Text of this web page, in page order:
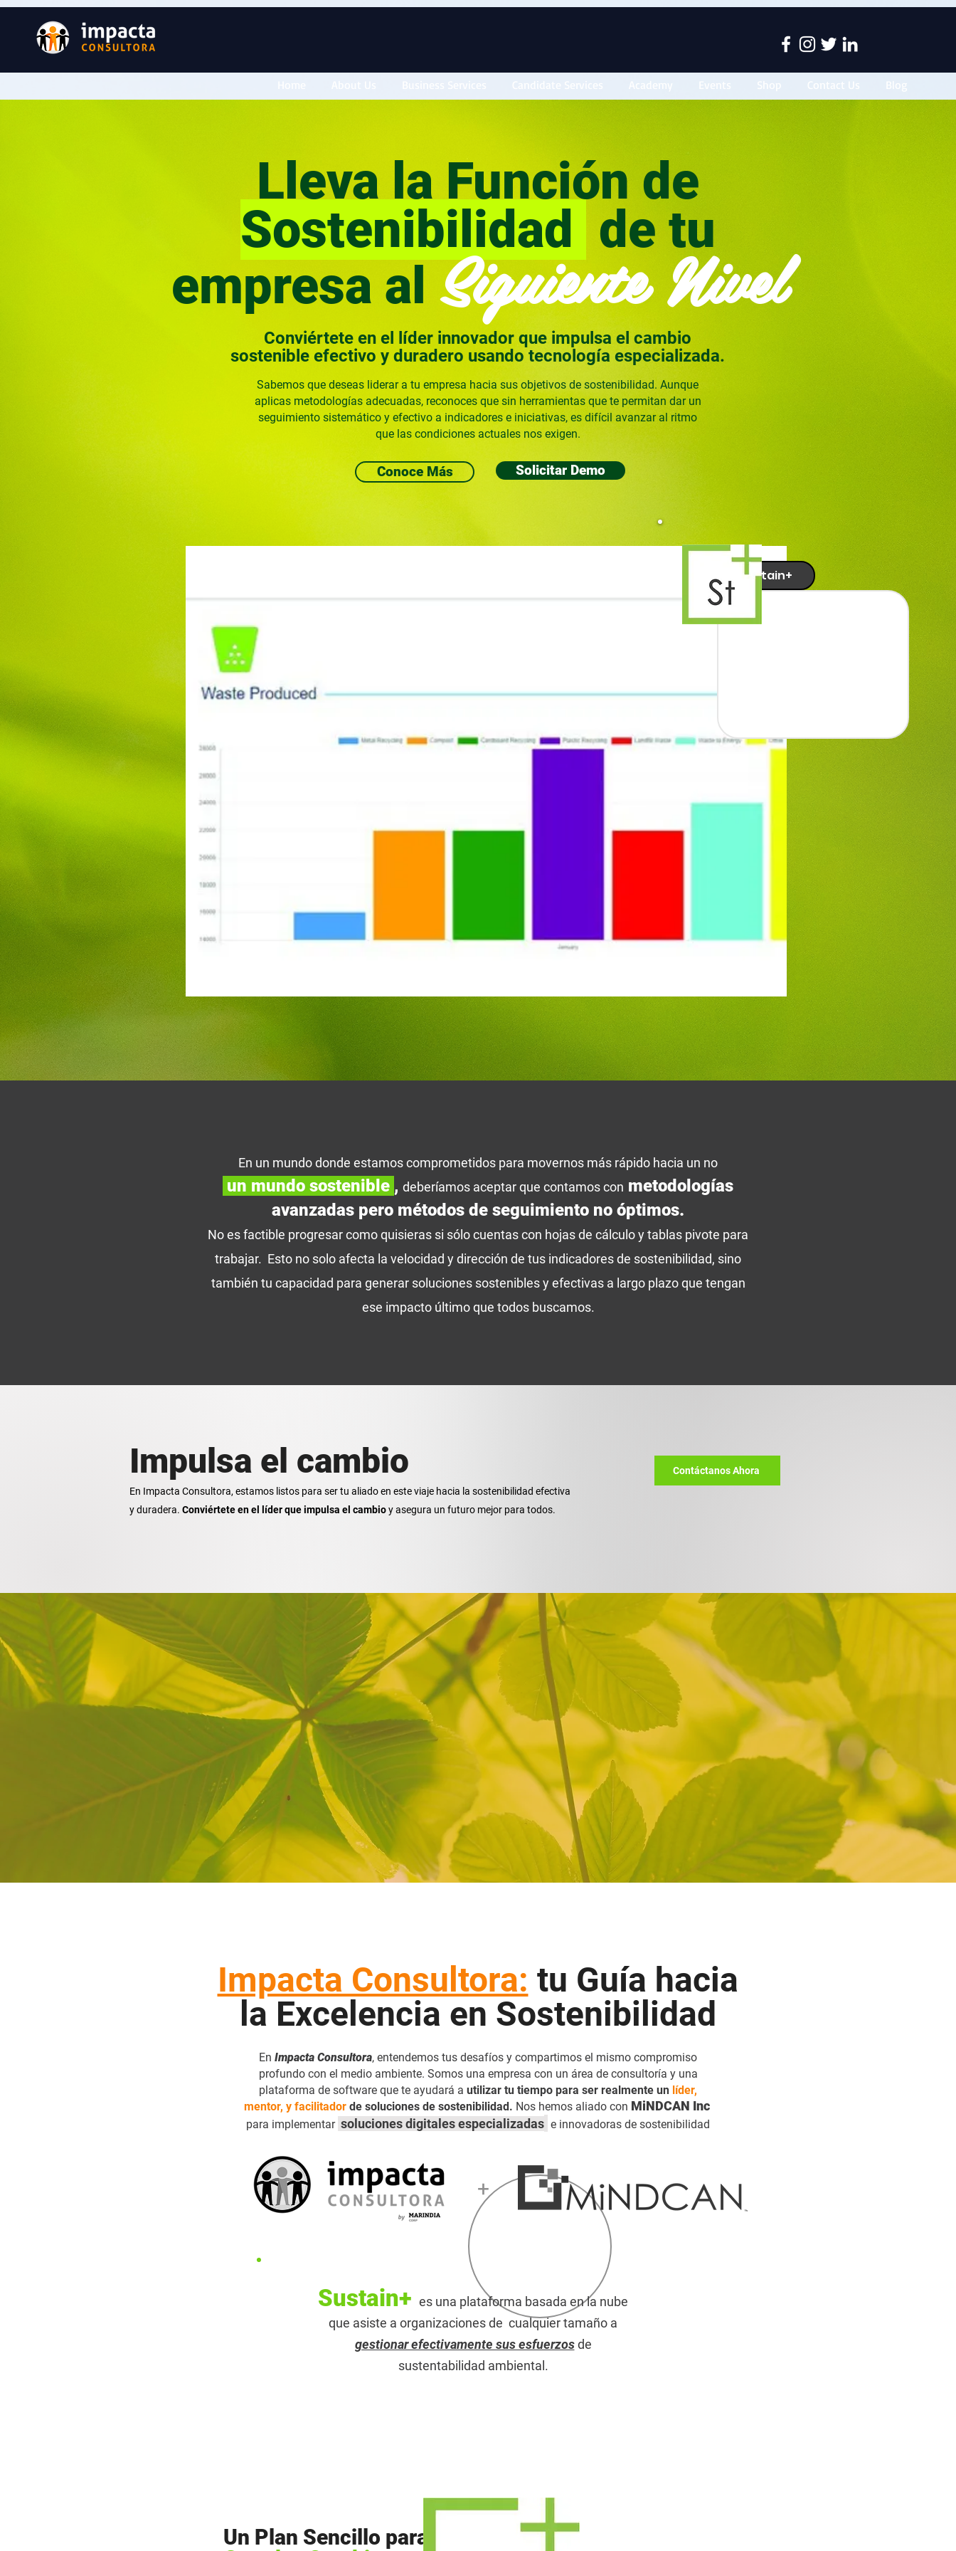
Academy Events Shop Contact Us Blog
Lleva la Función de
Sostenibilidad de tu
empresa al Siguiente Nivel
Conviértete en el líder innovador que impulsa el cambio
sostenible efectivo y duradero usando tecnología especializada.
Sabemos que deseas liderar a tu empresa hacia sus objetivos de sostenibilidad. Aunque
aplicas metodologías adecuadas, reconoces que sin herramientas que te permitan dar un
seguimiento sistemático y efectivo a indicadores e iniciativas, es difícil avanzar al ritmo
que las condiciones actuales nos exigen.
Conoce Más Solicitar Demo
Sustain+
En un mundo donde estamos comprometidos para movernos más rápido hacia un no
un mundo sostenible , deberíamos aceptar que contamos con metodologías
avanzadas pero métodos de seguimiento no óptimos.
No es factible progresar como quisieras si sólo cuentas con hojas de cálculo y tablas pivote para
trabajar. Esto no solo afecta la velocidad y dirección de tus indicadores de sostenibilidad, sino
también tu capacidad para generar soluciones sostenibles y efectivas a largo plazo que tengan
ese impacto último que todos buscamos.
Impulsa el cambio
En Impacta Consultora, estamos listos para ser tu aliado en este viaje hacia la sostenibilidad efectiva
y duradera. Conviértete en el líder que impulsa el cambioy asegura un futuro mejor para todos.
Contáctanos Ahora
Impacta Consultora: tu Guía hacia
la Excelencia en Sostenibilidad
En Impacta Consultora, entendemos tus desafíos y compartimos el mismo compromiso
profundo con el medio ambiente. Somos una empresa con un área de consultoría y una
plataforma de software que te ayudará a utilizar tu tiempo para ser realmente un líder,
mentor, y facilitadorde soluciones de sostenibilidad. Nos hemos aliado con MiNDCAN Inc
para implementar soluciones digitales especializadas e innovadoras de sostenibilidad
+
Sustain+ es una plataforma basada en la nube
que asiste a organizaciones de cualquier tamaño a
gestionar efectivamente sus esfuerzosde
sustentabilidad ambiental.
Un Plan Sencillo para